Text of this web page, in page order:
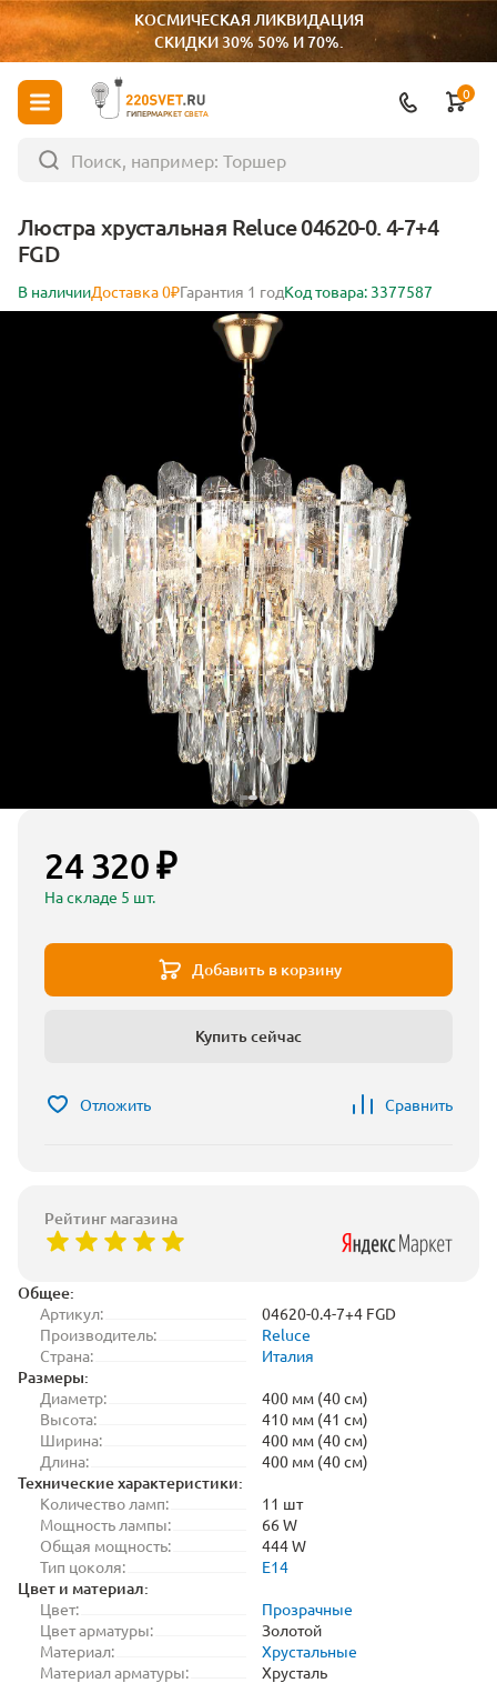
КОСМИЧЕСКАЯ ЛИКВИДАЦИЯ
СКИДКИ 30% 50% И 70%.
ГИПЕРМАРКЕТ СВЕТА
0
Люстра хрустальная Reluce 04620-0. 4-7+4
FGD
В наличииДоставка 0₽Гарантия 1 годКод товара: 3377587
Общее:
Артикул:
04620-0.4-7+4 FGD
Производитель:
Reluce
Страна:
Италия
Размеры:
Диаметр:
400 мм (40 см)
Высота:
410 мм (41 см)
Ширина:
400 мм (40 см)
Длина:
400 мм (40 см)
Технические характеристики:
Количество ламп:
11 шт
Мощность лампы:
66 W
Общая мощность:
444 W
Тип цоколя:
E14
Цвет и материал:
Цвет:
Прозрачные
Цвет арматуры:
Золотой
Материал:
Хрустальные
Материал арматуры:
Хрусталь
24 320 ₽
На складе 5 шт.
Добавить в корзину
Купить сейчас
Отложить Сравнить
Рейтинг магазина